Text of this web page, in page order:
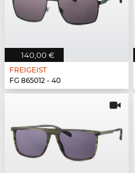
140,00 €
FREIGEIST
FG 865012 - 40